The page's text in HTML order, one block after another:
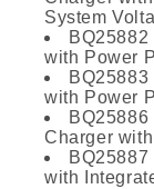
System
with Power
with Power
Charger
with